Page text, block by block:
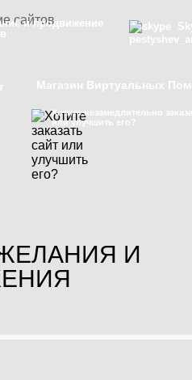
и продвижение
Магазин Виртуальных
Хотите незамедлительно
или улучшить его?
И